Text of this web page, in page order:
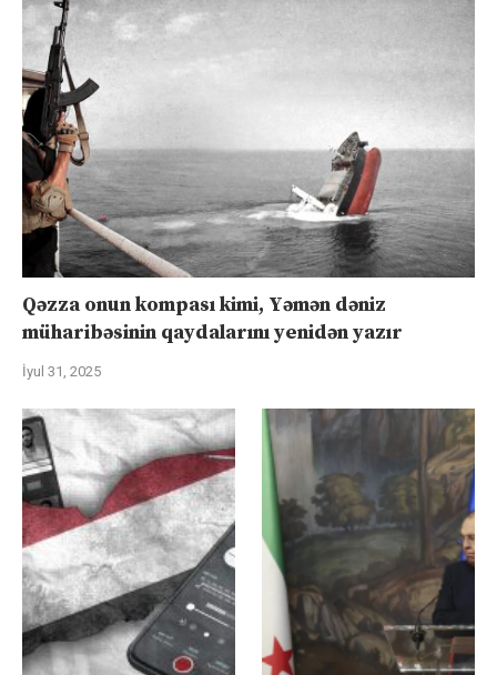
Qəzza onun kompası kimi, Yəmən dəniz
müharibəsinin qaydalarını yenidən yazır
İyul 31, 2025